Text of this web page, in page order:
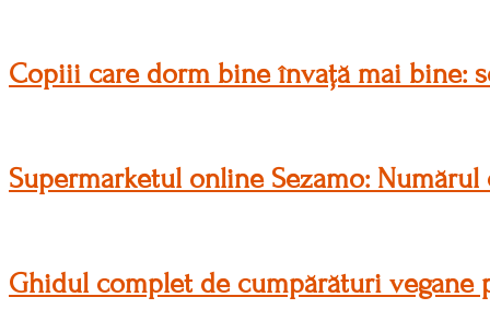
Copiii care dorm bine învață mai bine:
Supermarketul online Sezamo:
Ghidul complet de cumpărături vegane